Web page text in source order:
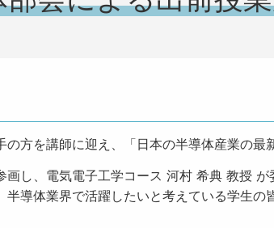
方を講師に迎え、「日本の半導体産業の最
し、電気電子工学コース 河村 希典 教授
導体業界で活躍したいと考えている学生の